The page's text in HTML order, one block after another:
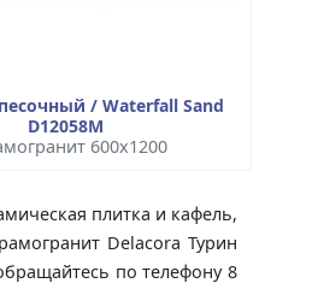
/ Waterfall Sand
D12058M
600x1200
плитка и кафель,
Delacora Турин
по телефону 8